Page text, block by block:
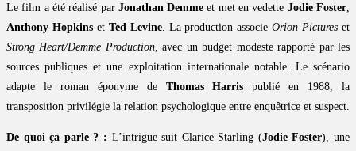
Le film a été réalisé par Jonathan Demme et met en vedette Jodie Foster
Anthony Hopkinset Ted Levine. La production associeOrion Pictures et
Strong Heart/Demme Production, avec un budget modeste rapporté par les
sources publiques et une exploitation internationale notable. Le scénario
adapte le roman éponyme de Thomas Harris publié en 1988, la
transposition privilégie la relation psychologique entre enquêtrice et suspect.
De quoi ça parle ? : L’intrigue suit Clarice Starling (Jodie Foster), une